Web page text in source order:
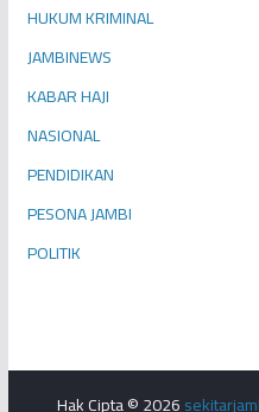
HUKUM KRIMINAL
JAMBINEWS
KABAR HAJI
NASIONAL
PENDIDIKAN
PESONA JAMBI
POLITIK
Hak Cipta © 2026